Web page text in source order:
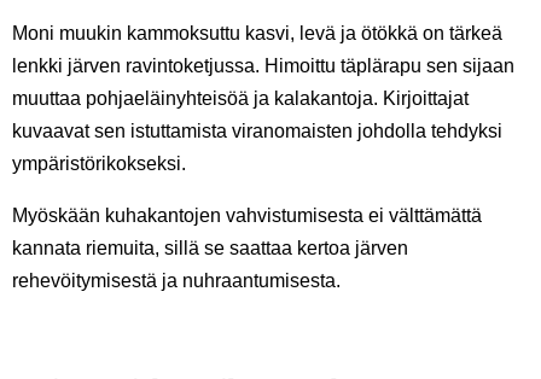
Moni muukin kammoksuttu kasvi, levä ja ötökkä on tärkeä
lenkki järven ravintoketjussa. Himoittu täplärapu sen sijaan
muuttaa pohjaeläinyhteisöä ja kalakantoja. Kirjoittajat
kuvaavat sen istuttamista viranomaisten johdolla tehdyksi
ympäristörikokseksi.
Myöskään kuhakantojen vahvistumisesta ei välttämättä
kannata riemuita, sillä se saattaa kertoa järven
rehevöitymisestä ja nuhraantumisesta.